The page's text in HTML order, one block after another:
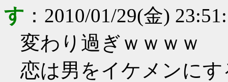
す ： 2010/01/29(金)
変わり過ぎｗｗｗｗ
恋は男をイケメンに